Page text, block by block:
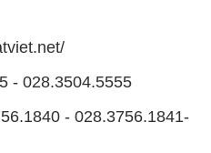
- 028.3504.5555
- 028.3756.1841-